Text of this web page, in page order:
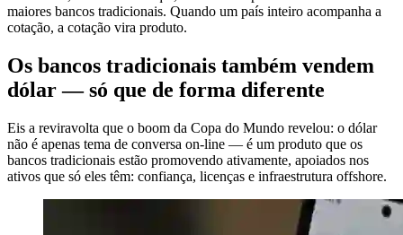
maiores bancos tradicionais. Quando um país inteiro acompanha a
cotação, a cotação vira produto.
Os bancos tradicionais também vendem
dólar — só que de forma diferente
Eis a reviravolta que o boom da Copa do Mundo revelou: o dólar
não é apenas tema de conversa on-line — é um produto que os
bancos tradicionais estão promovendo ativamente, apoiados nos
ativos que só eles têm: confiança, licenças e infraestrutura offshore.